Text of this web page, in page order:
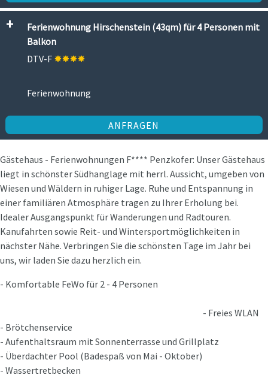
Ferienwohnung Hirschenstein (43qm) für 4 Personen mit
Balkon
DTV-F
Ferienwohnung
ANFRAGEN
Gästehaus - Ferienwohnungen F**** Penzkofer: Unser Gästehaus
liegt in schönster Südhanglage mit herrl. Aussicht, umgeben von
Wiesen und Wäldern in ruhiger Lage. Ruhe und Entspannung in
einer familiären Atmosphäre tragen zu Ihrer Erholung bei.
Idealer Ausgangspunkt für Wanderungen und Radtouren.
Kanufahrten sowie Reit- und Wintersportmöglichkeiten in
nächster Nähe. Verbringen Sie die schönsten Tage im Jahr bei
uns, wir laden Sie dazu herzlich ein.
- Komfortable FeWo für 2 - 4 Personen
- Freies WLAN
- Brötchenservice
- Aufenthaltsraum mit Sonnenterrasse und Grillplatz
- Überdachter Pool (Badespaß von Mai - Oktober)
- Wassertretbecken